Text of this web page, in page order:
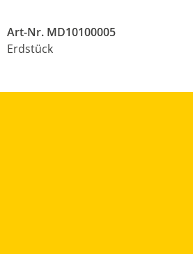
Art-Nr. MD10100005
Erdstück